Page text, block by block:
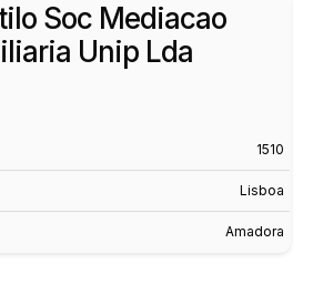
Soc Mediacao
Unip Lda
1510
Lisboa
Amadora